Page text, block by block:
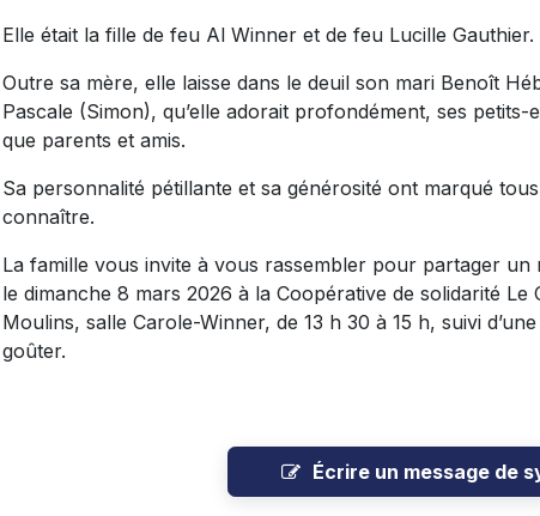
Elle était la fille de feu Al Winner et de feu Lucille Gauthier.
Outre sa mère, elle laisse dans le deuil son mari Benoît
Pascale (Simon), qu’elle adorait profondément, ses
que parents et amis.
Sa personnalité pétillante et sa générosité ont marqué
connaître.
La famille vous invite à vous rassembler pour partager un
le dimanche 8 mars 2026 à la Coopérative de solidarité
Moulins, salle Carole-Winner, de 13 h 30 à 15 h, suivi
goûter.
Écrire un message de